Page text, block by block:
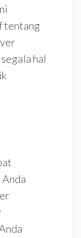
tentang
hal